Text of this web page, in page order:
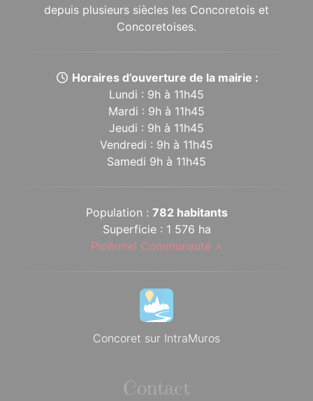
depuis plusieurs siècles les Concoretois et
Concoretoises.
Horaires d’ouverture de la mairie :
Lundi : 9h à 11h45
Mardi : 9h à 11h45
Jeudi : 9h à 11h45
Vendredi : 9h à 11h45
Samedi 9h à 11h45
Population : 782 habitants
Superficie : 1 576 ha
Ploërmel Communauté
Concoret sur IntraMuros
Contact